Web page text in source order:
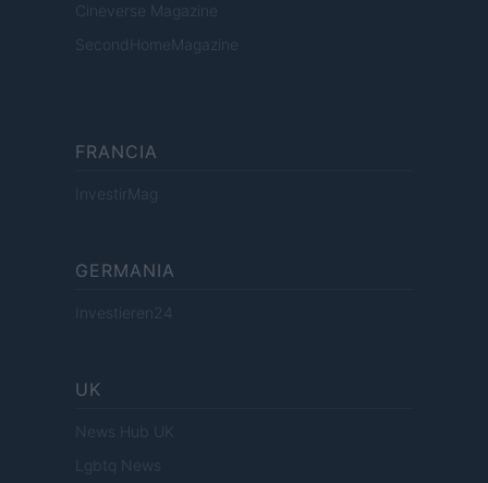
Cineverse Magazine
SecondHomeMagazine
FRANCIA
InvestirMag
GERMANIA
Investieren24
UK
News Hub UK
Lgbtq News